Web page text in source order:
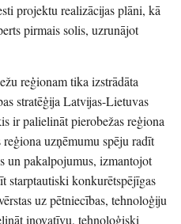
projektu realizācijas plāni, kā
pirmais solis, uzrunājot
reģionam tika izstrādāta
stratēģija Latvijas-Lietuvas
ir palielināt pierobežas reģiona
uzņēmumu spēju radīt
un pakalpojumus, izmantojot
starptautiski konkurētspējīgas
uz pētniecības, tehnoloģiju
inovatīvu, tehnoloģiski